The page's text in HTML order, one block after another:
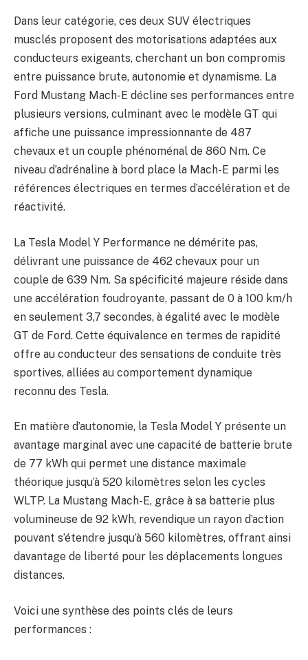
Dans leur catégorie, ces deux SUV électriques
musclés proposent des motorisations adaptées aux
conducteurs exigeants, cherchant un bon compromis
entre puissance brute, autonomie et dynamisme. La
Ford Mustang Mach-E décline ses performances entre
plusieurs versions, culminant avec le modèle GT qui
affiche une puissance impressionnante de 487
chevaux et un couple phénoménal de 860 Nm. Ce
niveau d’adrénaline à bord place la Mach-E parmi les
références électriques en termes d’accélération et de
réactivité.
La Tesla Model Y Performance ne démérite pas,
délivrant une puissance de 462 chevaux pour un
couple de 639 Nm. Sa spécificité majeure réside dans
une accélération foudroyante, passant de 0 à 100 km/h
en seulement 3,7 secondes, à égalité avec le modèle
GT de Ford. Cette équivalence en termes de rapidité
offre au conducteur des sensations de conduite très
sportives, alliées au comportement dynamique
reconnu des Tesla.
En matière d’autonomie, la Tesla Model Y présente un
avantage marginal avec une capacité de batterie brute
de 77 kWh qui permet une distance maximale
théorique jusqu’à 520 kilomètres selon les cycles
WLTP. La Mustang Mach-E, grâce à sa batterie plus
volumineuse de 92 kWh, revendique un rayon d’action
pouvant s’étendre jusqu’à 560 kilomètres, offrant ainsi
davantage de liberté pour les déplacements longues
distances.
Voici une synthèse des points clés de leurs
performances :